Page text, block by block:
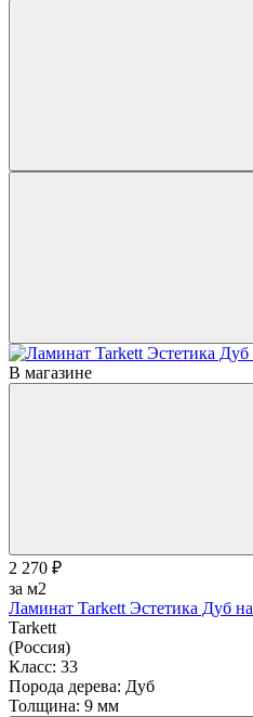
В магазине
2 270 ₽
за м2
Ламинат Tarkett Эстетика Дуб
Tarkett
(Россия)
Класс: 33
Порода дерева: Дуб
Толщина: 9 мм